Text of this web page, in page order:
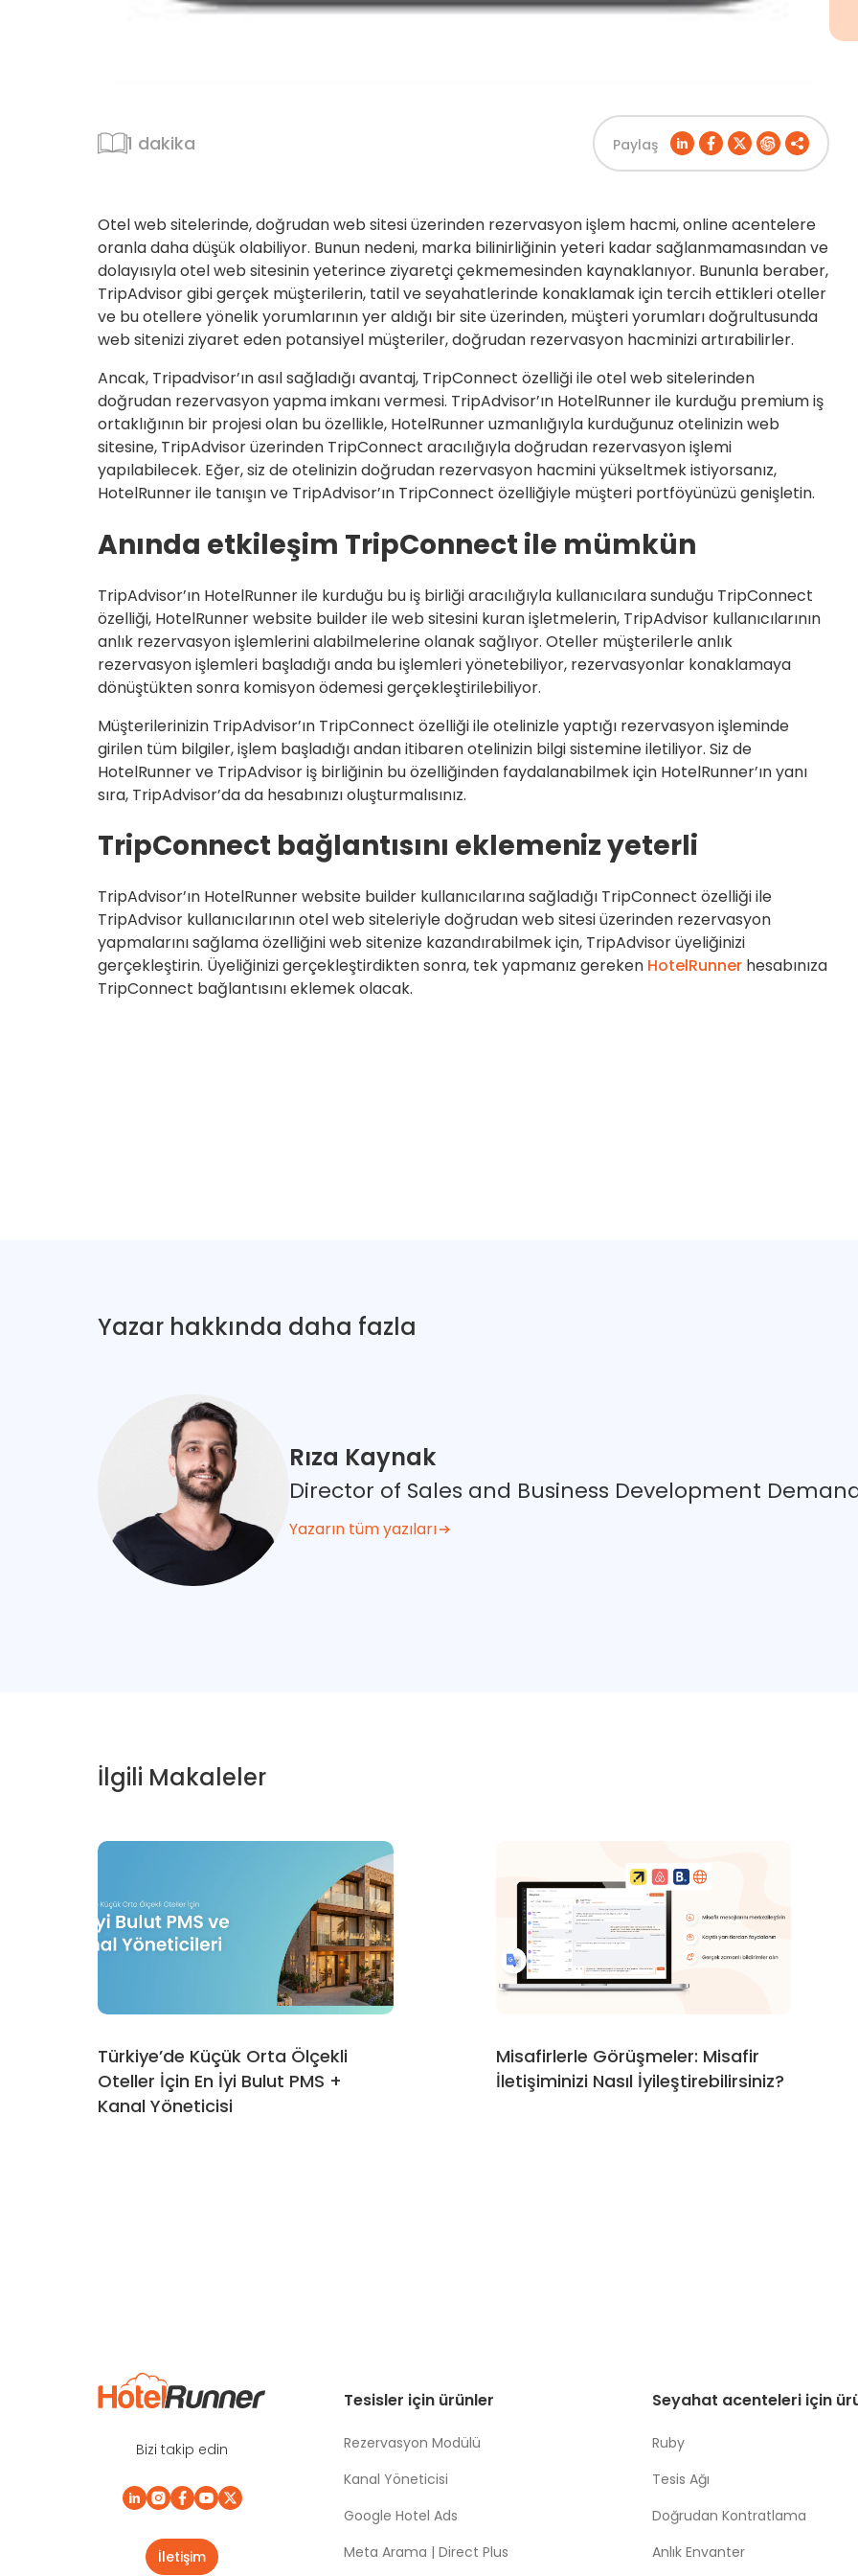
1 dakika Paylaş
Otel web sitelerinde, doğrudan web sitesi üzerinden rezervasyon işlem hacmi, online acentelere
oranla daha düşük olabiliyor. Bunun nedeni, marka bilinirliğinin yeteri kadar sağlanmamasından ve
dolayısıyla otel web sitesinin yeterince ziyaretçi çekmemesinden kaynaklanıyor. Bununla beraber,
TripAdvisor gibi gerçek müşterilerin, tatil ve seyahatlerinde konaklamak için tercih ettikleri oteller
ve bu otellere yönelik yorumlarının yer aldığı bir site üzerinden, müşteri yorumları doğrultusunda
web sitenizi ziyaret eden potansiyel müşteriler, doğrudan rezervasyon hacminizi artırabilirler.
Ancak, Tripadvisor’ın asıl sağladığı avantaj, TripConnect özelliği ile otel web sitelerinden
doğrudan rezervasyon yapma imkanı vermesi. TripAdvisor’ın HotelRunner ile kurduğu premium iş
ortaklığının bir projesi olan bu özellikle, HotelRunner uzmanlığıyla kurduğunuz otelinizin web
sitesine, TripAdvisor üzerinden TripConnect aracılığıyla doğrudan rezervasyon işlemi
yapılabilecek. Eğer, siz de otelinizin doğrudan rezervasyon hacmini yükseltmek istiyorsanız,
HotelRunner ile tanışın ve TripAdvisor’ın TripConnect özelliğiyle müşteri portföyünüzü genişletin.
Anında etkileşim TripConnect ile mümkün
TripAdvisor’ın HotelRunner ile kurduğu bu iş birliği aracılığıyla kullanıcılara sunduğu TripConnect
özelliği, HotelRunner website builder ile web sitesini kuran işletmelerin, TripAdvisor kullanıcılarının
anlık rezervasyon işlemlerini alabilmelerine olanak sağlıyor. Oteller müşterilerle anlık
rezervasyon işlemleri başladığı anda bu işlemleri yönetebiliyor, rezervasyonlar konaklamaya
dönüştükten sonra komisyon ödemesi gerçekleştirilebiliyor.
Müşterilerinizin TripAdvisor’ın TripConnect özelliği ile otelinizle yaptığı rezervasyon işleminde
girilen tüm bilgiler, işlem başladığı andan itibaren otelinizin bilgi sistemine iletiliyor. Siz de
HotelRunner ve TripAdvisor iş birliğinin bu özelliğinden faydalanabilmek için HotelRunner’ın yanı
sıra, TripAdvisor’da da hesabınızı oluşturmalısınız.
TripConnect bağlantısını eklemeniz yeterli
TripAdvisor’ın HotelRunner website builder kullanıcılarına sağladığı TripConnect özelliği ile
TripAdvisor kullanıcılarının otel web siteleriyle doğrudan web sitesi üzerinden rezervasyon
yapmalarını sağlama özelliğini web sitenize kazandırabilmek için, TripAdvisor üyeliğinizi
gerçekleştirin. Üyeliğinizi gerçekleştirdikten sonra, tek yapmanız gereken HotelRunner hesabınıza
TripConnect bağlantısını eklemek olacak.
Yazar hakkında daha fazla
Rıza Kaynak
Director of Sales and Business Development
Yazarın tüm yazıları
İlgili Makaleler
Türkiye’de Küçük Orta Ölçekli
Oteller İçin En İyi Bulut PMS +
Kanal Yöneticisi
Misafirlerle Görüşmeler: Misafir
İletişiminizi Nasıl İyileştirebilirsiniz?
Bizi takip edin
İletişim
Tesisler için ürünler
Rezervasyon Modülü
Kanal Yöneticisi
Google Hotel Ads
Meta Arama | Direct Plus
Seyahat acenteleri için
Ruby
Tesis Ağı
Doğrudan Kontratlama
Anlık Envanter